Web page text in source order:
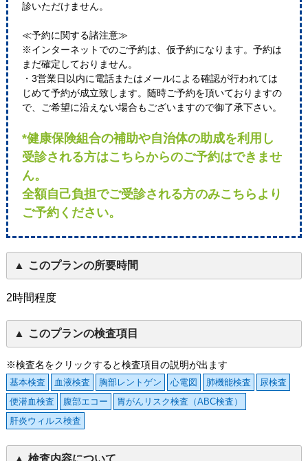
診いただけません。
≪予約に関する諸注意≫
※インターネットでのご予約は、仮予約になります。予約は
まだ確定しておりません。
・3営業日以内に電話またはメールによる確認が行われては
じめて予約が成立致します。随時ご予約を頂いておりますの
で、ご希望に沿えない場合もございますので御了承下さい。
*健康保険組合の補助や自治体の助成を利用し
受診される方はこちらからのご予約はできませ
ん。
全額自己負担でご受診される方のみこちらより
ご予約ください。
このプランの所要時間
2時間程度
このプランの検査項目
※検査名をクリックすると検査項目の説明が出ます
基本検査 血液検査 胸部レントゲン 心電図 肺機能検査
尿検査
便潜血検査
腹部エコー
胃がんリスク検査（ABC検査）
肝炎ウィルス検査